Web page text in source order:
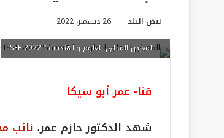
نبض البلد
26 ديسمبر، 2022
المعرض المحلي للعلوم والهندسة ” ISEF 2022
قنا- عمر أبو سيكا
شهد الدكتور حازم عمر، نائب